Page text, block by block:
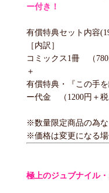
ー付き！
有償特典セット内容
［内訳］
コミックス1冊 （780
＋
有償特典・『この手
ー代金 （1200円＋税
※数量限定商品の為
※価格は変更になる場
極上のジュブナイル